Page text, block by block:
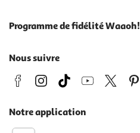
Programme de fidélité Waaoh!
Nous suivre
Notre application